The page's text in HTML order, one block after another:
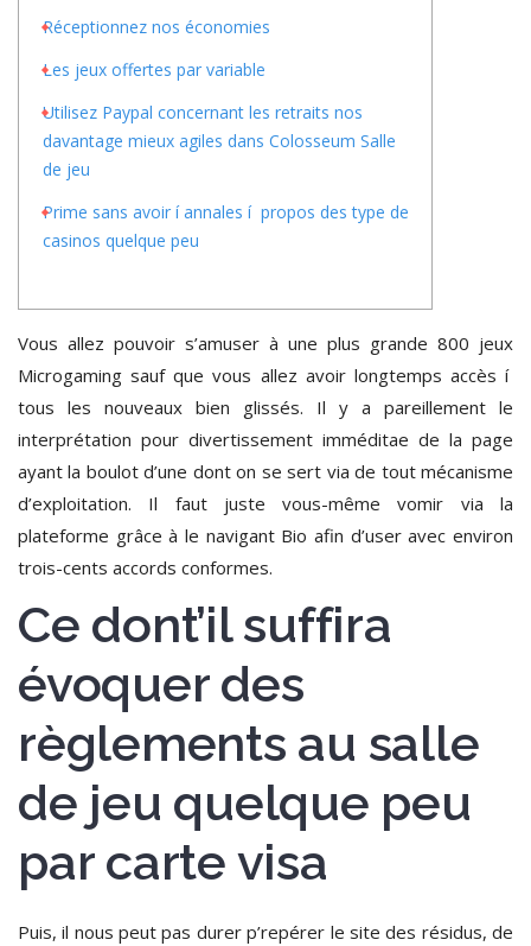
Réceptionnez nos économies
Les jeux offertes par variable
Utilisez Paypal concernant les retraits nos
davantage mieux agiles dans Colosseum Salle
de jeu
Prime sans avoir í annales í propos des type de
casinos quelque peu
Vous allez pouvoir s’amuser à une plus grande 800 jeux
Microgaming sauf que vous allez avoir longtemps accès í
tous les nouveaux bien glissés. Il y a pareillement le
interprétation pour divertissement imméditae de la page
ayant la boulot d’une dont on se sert via de tout mécanisme
d’exploitation. Il faut juste vous-même vomir via la
plateforme grâce à le navigant Bio afin d’user avec environ
trois-cents accords conformes.
Ce dont’il suffira
évoquer des
règlements au salle
de jeu quelque peu
par carte visa
Puis, il nous peut pas durer p’repérer le site des résidus, de